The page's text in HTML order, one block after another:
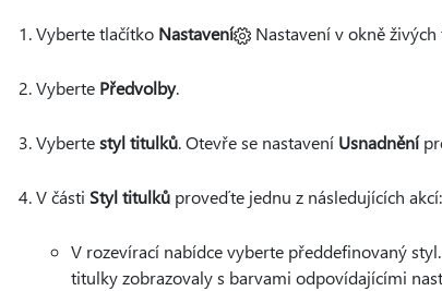
Vyberte tlačítko Nastavení Nastavení v okně živých
Vyberte Předvolby.
Vybertestyl titulků. Otevře se nastavení Usnadnění
V části Styl titulkůproveďte jednu z následujících akcí:
V rozevírací nabídce vyberte předdefinovaný
titulky zobrazovaly s barvami odpovídajícími